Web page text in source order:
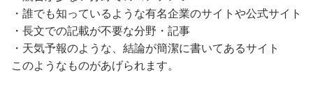
・誰でも知っているような有名企業のサイトや公式サイト
・長文での記載が不要な分野・記事
・天気予報のような、結論が簡潔に書いてあるサイト
このようなものがあげられます。